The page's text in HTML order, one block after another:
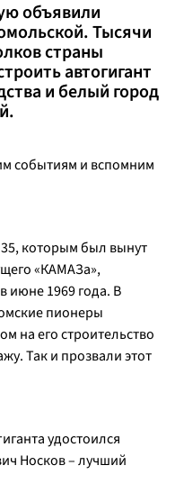
объявили
Тысячи
страны
автогигант
и белый город
событиям и вспомним
которым был вынут
«КАМАЗа»,
июне 1969 года. В
пионеры
на его строительство
Так и прозвали этот
удостоился
Носков – лучший